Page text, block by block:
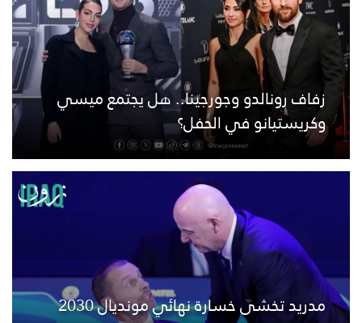
زفاف رونالدو وجورجينا.. هل يجتمع ميسي
وكريستيانو في الحفل؟
مدريد تخشى خسارة نهائي مونديال 2030